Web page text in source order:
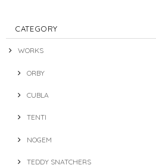
CATEGORY
WORKS
ORBY
CUBLA
TENTI
NOGEM
TEDDY SNATCHERS